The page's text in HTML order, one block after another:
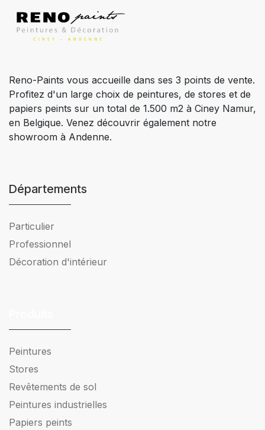
Reno-Paints vous accueille dans ses 3 points de vente.
Profitez d'un large choix de peintures, de stores et de
papiers peints sur un total de 1.500 m2 à Ciney Namur,
en Belgique. Venez découvrir également notre
showroom à Andenne.
Départements
Particulier
Professionnel
Décoration d'intérieur
Peintures
Stores
Revêtements de sol
Peintures industrielles
Papiers peints